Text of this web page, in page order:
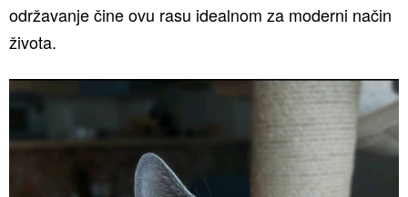
održavanje čine ovu rasu idealnom za moderni način
života.